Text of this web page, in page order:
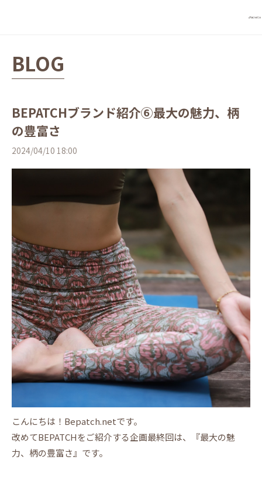
BLOG
BEPATCHブランド紹介⑥最大の魅力、柄
の豊富さ
2024/04/10 18:00
こんにちは！Bepatch.netです。
改めてBEPATCHをご紹介する企画最終回は、『最大の魅
力、柄の豊富さ』です。